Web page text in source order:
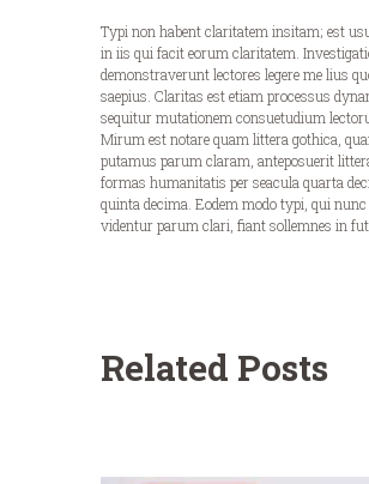
Typi non habent claritatem insitam; est
in iis qui facit eorum claritatem.
demonstraverunt lectores legere me lius
saepius. Claritas est etiam processus
sequitur mutationem consuetudium
Mirum est notare quam littera gothica,
putamus parum claram, anteposuerit
formas humanitatis per seacula quarta
quinta decima. Eodem modo typi, qui nunc
videntur parum clari, fiant sollemnes in
Related Posts